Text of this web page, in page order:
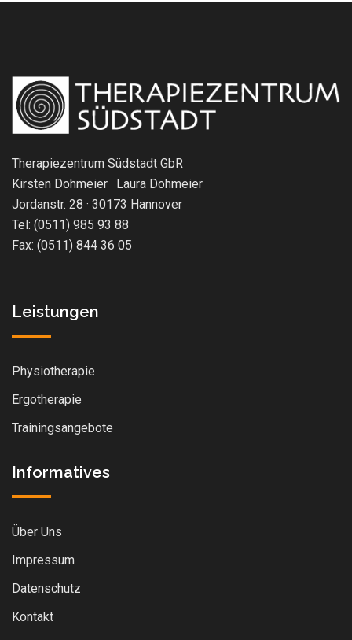
Therapiezentrum Südstadt GbR
Kirsten Dohmeier · Laura Dohmeier
Jordanstr. 28 · 30173 Hannover
Tel: (0511) 985 93 88
Fax: (0511) 844 36 05
Leistungen
Physiotherapie
Ergotherapie
Trainingsangebote
Informatives
Über Uns
Impressum
Datenschutz
Kontakt